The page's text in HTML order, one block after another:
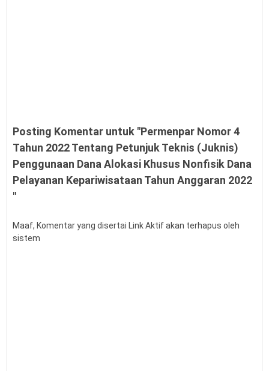
Posting Komentar untuk "Permenpar Nomor 4
Tahun 2022 Tentang Petunjuk Teknis (Juknis)
Penggunaan Dana Alokasi Khusus Nonfisik Dana
Pelayanan Kepariwisataan Tahun Anggaran 2022
"
Maaf, Komentar yang disertai Link Aktif akan terhapus oleh
sistem